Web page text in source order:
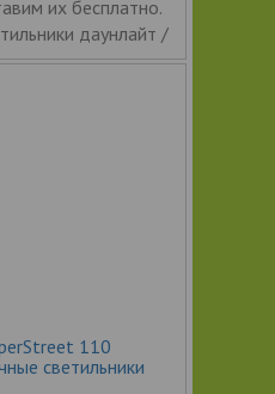
их бесплатно.
даунлайт /
110
светильники